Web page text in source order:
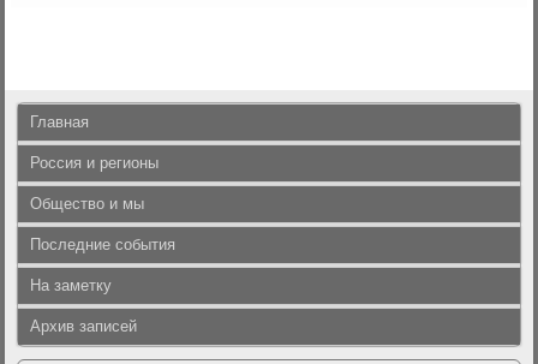
Главная
Россия и регионы
Общество и мы
Последние события
На заметку
Архив записей